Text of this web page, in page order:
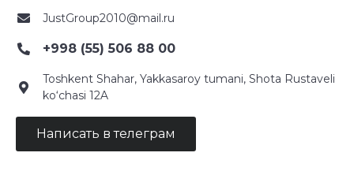
JustGroup2010@mail.ru
+998 (55) 506 88 00
Toshkent Shahar, Yakkasaroy tumani, Shota Rustaveli
ko‘chasi 12A
Написать в телеграм